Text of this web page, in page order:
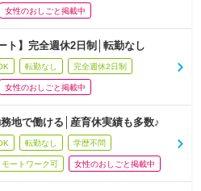
女性のおしごと掲載中
ト】完全週休2日制│転勤なし
転勤なし 完全週休2日制
女性のおしごと掲載中
地で働ける│産育休実績も多数♪
転勤なし 学歴不問
モートワーク可 女性のおしごと掲載中